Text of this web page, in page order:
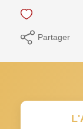
Partager